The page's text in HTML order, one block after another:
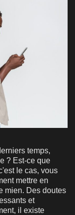
temps,
? Est-ce que
le cas, vous
mettre en
mien. Des doutes
et
il existe